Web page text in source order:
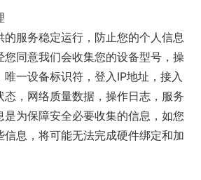
的服务稳定运行，防止您的个人信息
您同意我们会收集您的设备型号，操
一设备标识符，登入IP地址，接入
态，网络质量数据，操作日志，服务
是为保障安全必要收集的信息，如您
信息，将可能无法完成硬件绑定和加